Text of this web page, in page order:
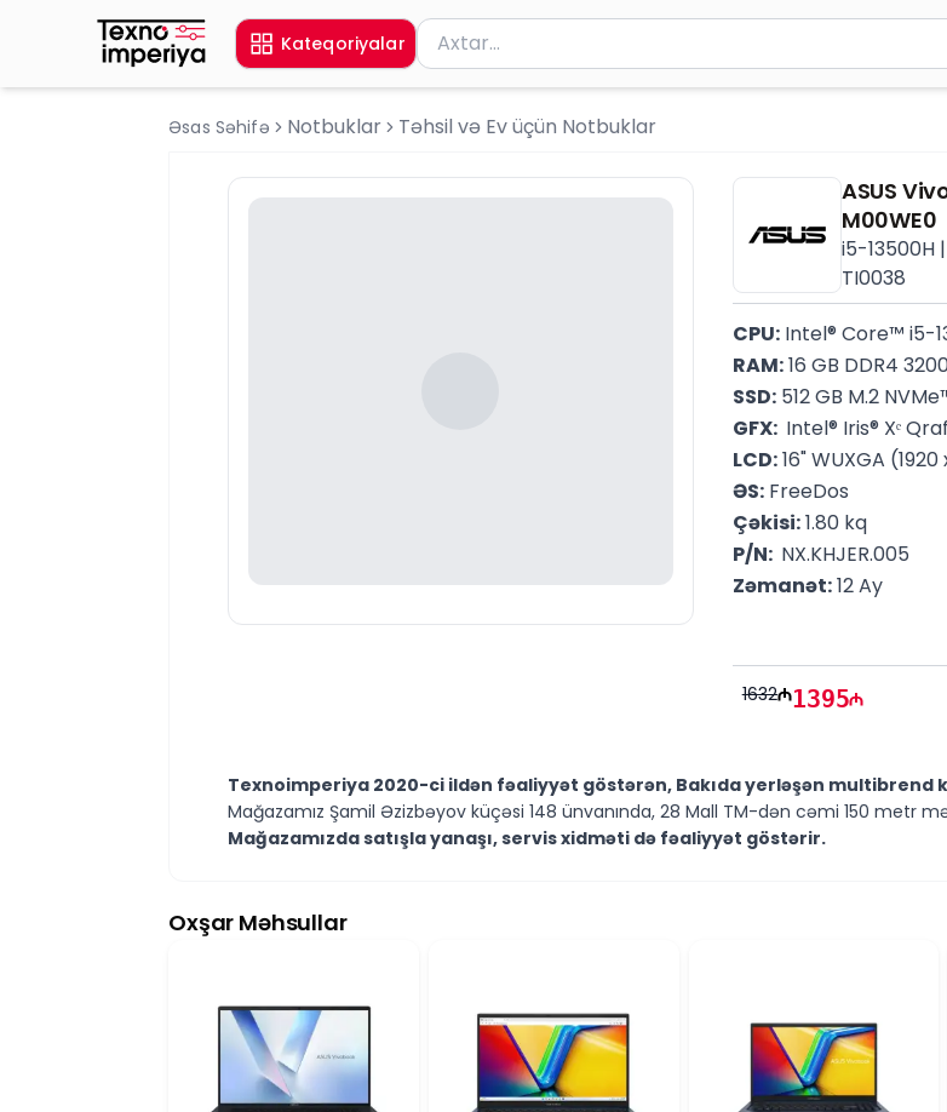
Kateqoriyalar Məhsul axtar
Axtarış üçün ən azı 2 simvol yazın. Göndərmək üçün
Əsas Səhifə Notbuklar Təhsil və Ev üçün Notbuklar
ASUS
M00WE0
i5-13500H |
TI0038
CPU: Intel® Core™ i5-
RAM: 16 GB DDR4
SSD: 512 GB M.2
GFX: Intel® Iris® Xᵉ
LCD: 16" WUXGA (1920
ƏS: FreeDos
Çəkisi: 1.80 kq
P/N: NX.KHJER.005
Zəmanət: 12 Ay
1632 1395
Texnoimperiya 2020-ci ildən fəaliyyət göstərən, Bakıda yerləşən multibrend
Mağazamız Şamil Əzizbəyov küçəsi 148 ünvanında, 28 Mall TM-dən cəmi 150 metr
Mağazamızda satışla yanaşı, servis xidməti də fəaliyyət göstərir.
İstənilən model və məhsulla bağlı suallarınızı saytımızın canlı dəstək xidməti vasitəsilə
Texnoimperiyaya göstərdiyiniz maraq üçün təşəkkür edirik! Sizi
Oxşar Məhsullar